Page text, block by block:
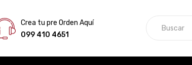
Crea tu pre Orden Aquí
099 410 4651